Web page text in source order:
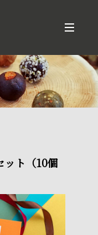
ット（10個